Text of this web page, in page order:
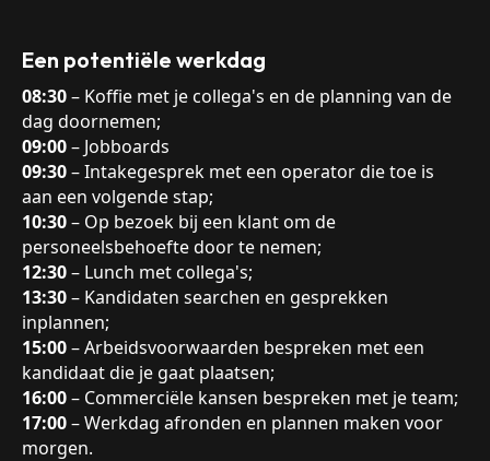
Een potentiële werkdag
08:30– Koffie met je collega's en de planning van de
dag doornemen;
09:00– Jobboards
09:30– Intakegesprek met een operator die toe is
aan een volgende stap;
10:30– Op bezoek bij een klant om de
personeelsbehoefte door te nemen;
12:30– Lunch met collega's;
13:30– Kandidaten searchen en gesprekken
inplannen;
15:00– Arbeidsvoorwaarden bespreken met een
kandidaat die je gaat plaatsen;
16:00– Commerciële kansen bespreken met je team;
17:00– Werkdag afronden en plannen maken voor
morgen.